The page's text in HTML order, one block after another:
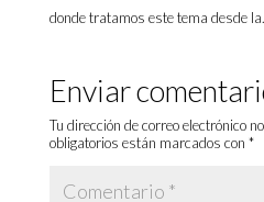
donde tratamos este tema desde
Enviar
Tu dirección de correo electrónico
obligatorios están marcados con *